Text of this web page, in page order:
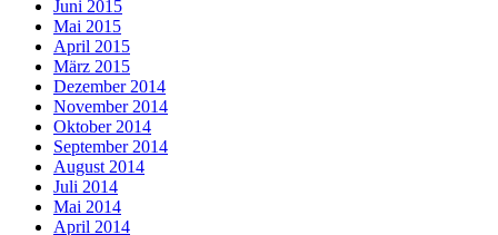
Juni 2015
Mai 2015
April 2015
März 2015
Dezember 2014
November 2014
Oktober 2014
September 2014
August 2014
Juli 2014
Mai 2014
April 2014